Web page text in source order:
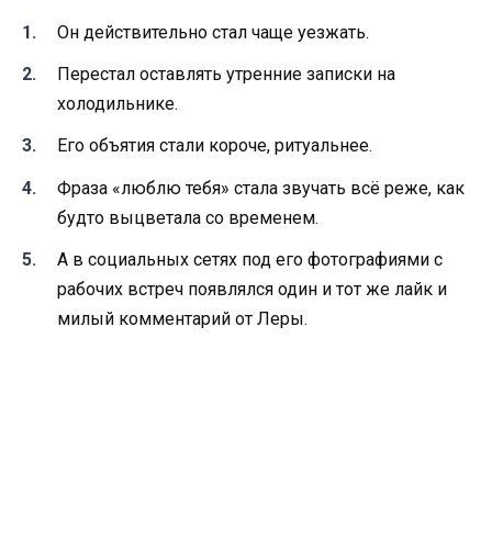
Он действительно стал чаще уезжать.
Перестал оставлять утренние записки на
холодильнике.
Его объятия стали короче, ритуальнее.
Фраза «люблю тебя» стала звучать всё реже, как
будто выцветала со временем.
А в социальных сетях под его фотографиями с
рабочих встреч появлялся один и тот же лайк и
милый комментарий от Леры.